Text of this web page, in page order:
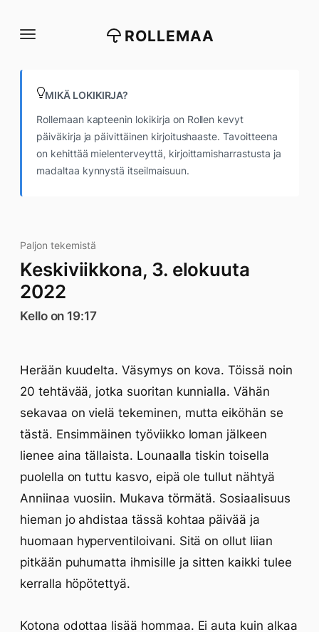
suoraan
ROLLEMAA
MIKÄ LOKIKIRJA?
Rollemaan kapteenin lokikirja on Rollen kevyt
päiväkirja ja päivittäinen kirjoitushaaste. Tavoitteena
on kehittää mielenterveyttä, kirjoittamisharrastusta ja
madaltaa kynnystä itseilmaisuun.
Paljon tekemistä
Keskiviikkona, 3. elokuuta
2022
Kello on 19:17
Herään kuudelta. Väsymys on kova. Töissä noin
20 tehtävää, jotka suoritan kunnialla. Vähän
sekavaa on vielä tekeminen, mutta eiköhän se
tästä. Ensimmäinen työviikko loman jälkeen
lienee aina tällaista. Lounaalla tiskin toisella
puolella on tuttu kasvo, eipä ole tullut nähtyä
Anniinaa vuosiin. Mukava törmätä. Sosiaalisuus
hieman jo ahdistaa tässä kohtaa päivää ja
huomaan hyperventiloivani. Sitä on ollut liian
pitkään puhumatta ihmisille ja sitten kaikki tulee
kerralla höpötettyä.
Kotona odottaa lisää hommaa. Ei auta kuin alkaa